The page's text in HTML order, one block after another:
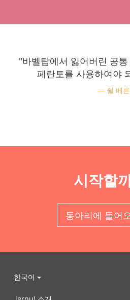
"바벨탑에서 잃어버린 공
페란토를 사용하여야
쥘 베른
시작할
동아리에 들어
한국어